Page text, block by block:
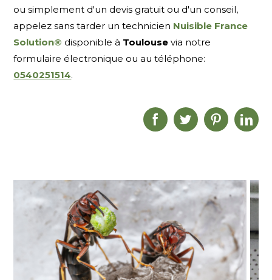
ou simplement d'un devis gratuit ou d'un conseil,
appelez sans tarder un technicien Nuisible France
Solution® disponible à Toulouse via notre
formulaire électronique ou au téléphone:
0540251514.